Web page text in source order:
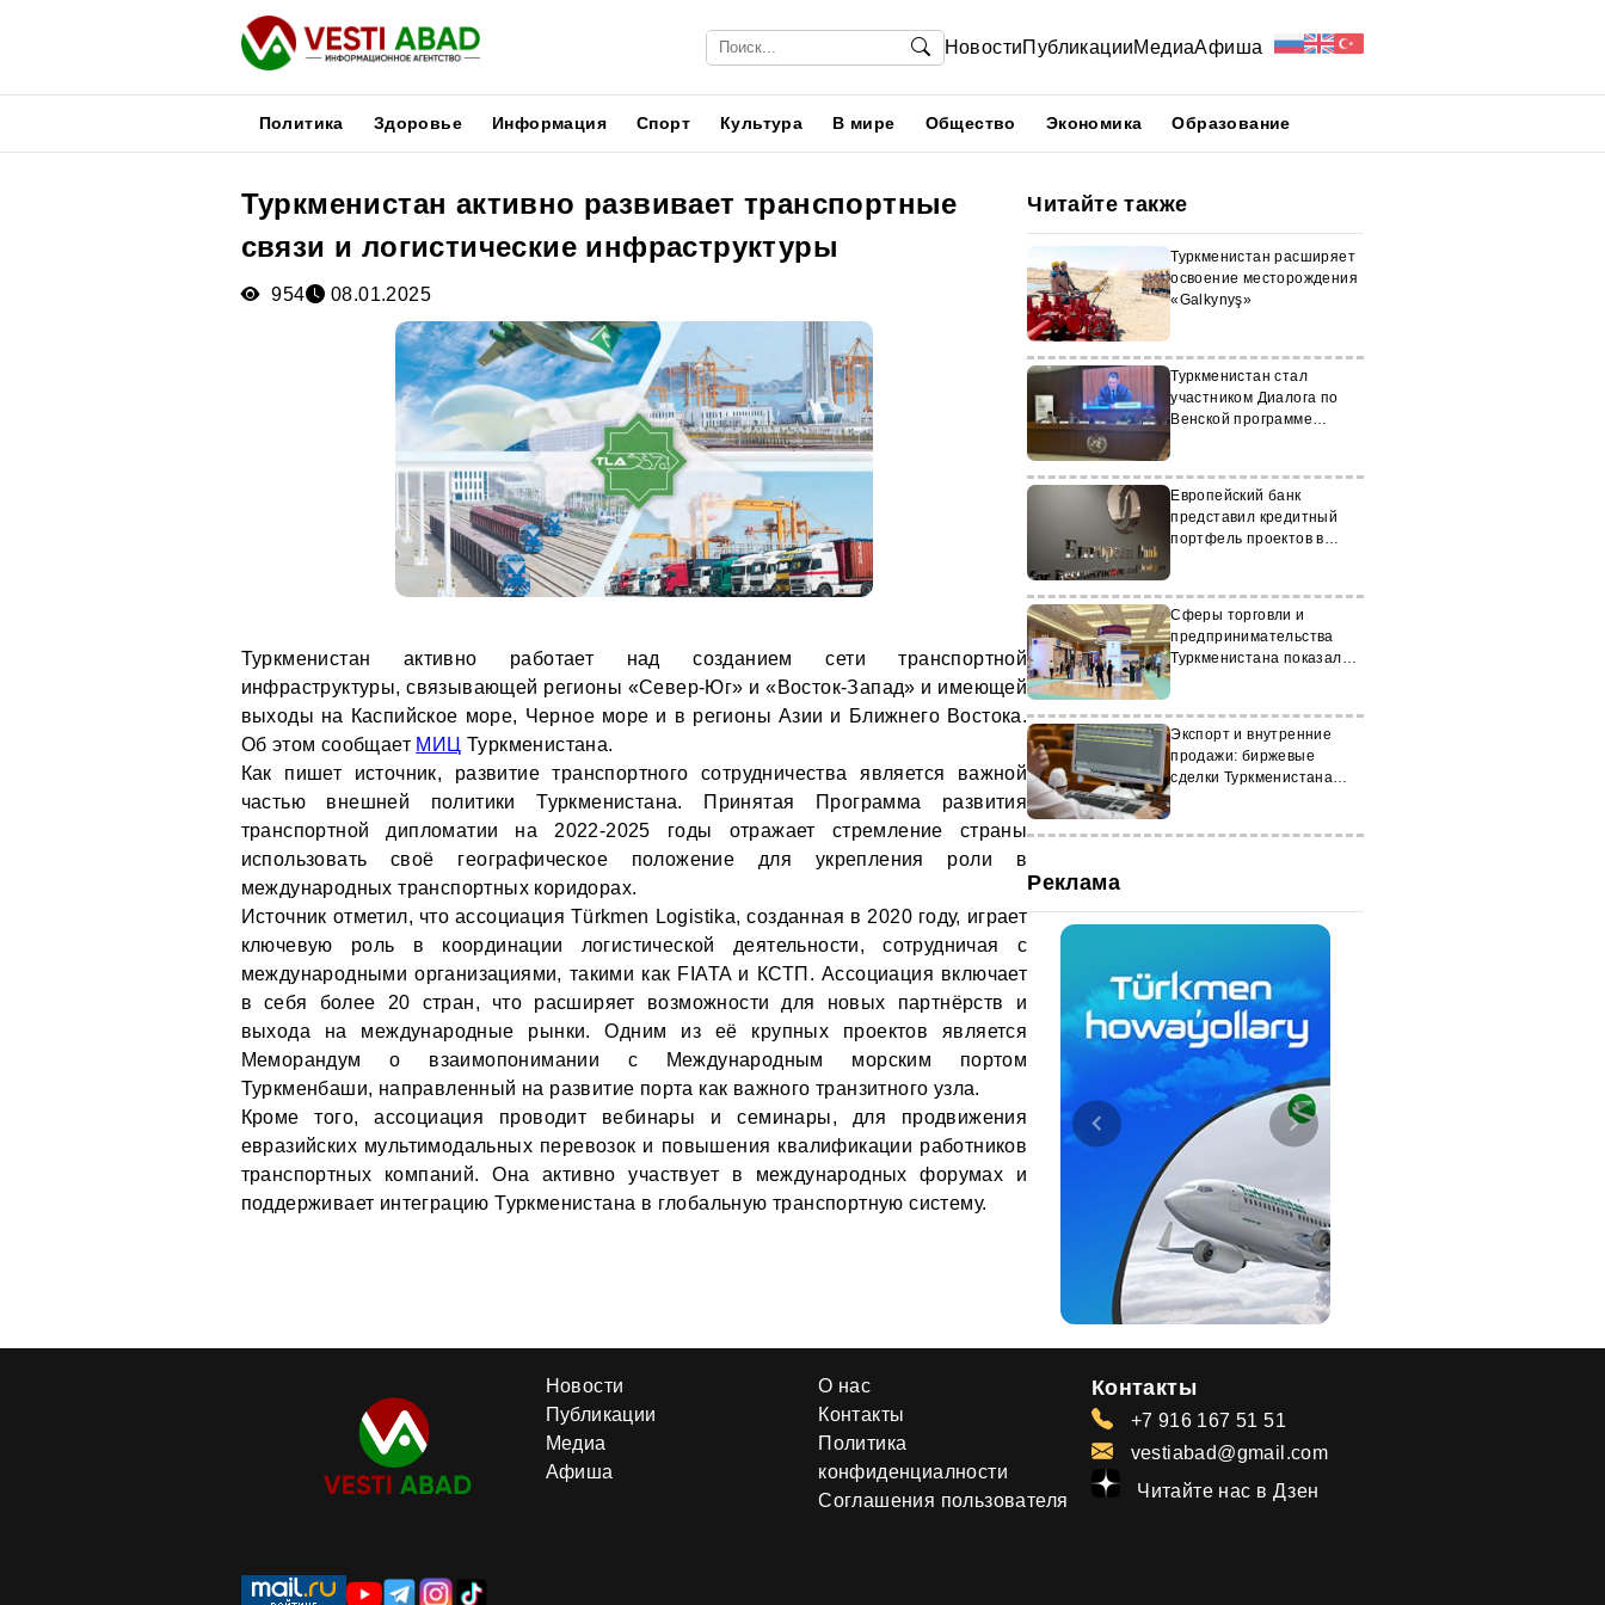
НовостиПубликацииМедиаАфиша
Политика Здоровье Информация Спорт Культура В мире Общество Экономика Образование
Туркменистан активно развивает транспортные
связи и логистические инфраструктуры
954 08.01.2025
Туркменистан активно работает над созданием сети транспортной
инфраструктуры, связывающей регионы «Север-Юг» и «Восток-Запад» и имеющей
выходы на Каспийское море, Черное море и в регионы Азии и Ближнего Востока.
Об этом сообщает МИЦ Туркменистана.
Как пишет источник, развитие транспортного сотрудничества является важной
частью внешней политики Туркменистана. Принятая Программа развития
транспортной дипломатии на 2022-2025 годы отражает стремление страны
использовать своё географическое положение для укрепления роли в
международных транспортных коридорах.
Источник отметил, что ассоциация Türkmen Logistika, созданная в 2020 году, играет
ключевую роль в координации логистической деятельности, сотрудничая с
международными организациями, такими как FIATA и КСТП. Ассоциация включает
в себя более 20 стран, что расширяет возможности для новых партнёрств и
выхода на международные рынки. Одним из её крупных проектов является
Меморандум о взаимопонимании с Международным морским портом
Туркменбаши, направленный на развитие порта как важного транзитного узла.
Кроме того, ассоциация проводит вебинары и семинары, для продвижения
евразийских мультимодальных перевозок и повышения квалификации работников
транспортных компаний. Она активно участвует в международных форумах и
поддерживает интеграцию Туркменистана в глобальную транспортную систему.
Читайте также
Туркменистан расширяет
освоение месторождения
«Galkynyş»
Туркменистан стал
участником Диалога по
Венской программе
Европейский банк
представил кредитный
портфель проектов в
Сферы торговли и
предпринимательства
Туркменистана показали
Экспорт и внутренние
продажи: биржевые
сделки Туркменистана
Реклама
Новости
Публикации
Медиа
Афиша
О нас
Контакты
Политика
конфиденциалности
Соглашения пользователя
Контакты
+7 916 167 51 51
vestiabad@gmail.com
Читайте нас в Дзен